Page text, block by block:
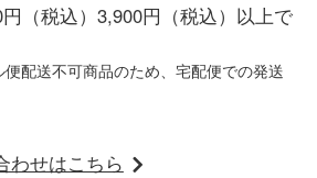
（税込）3,900円（税込）以上で
配送不可商品のため、宅配便での発送
わせはこちら